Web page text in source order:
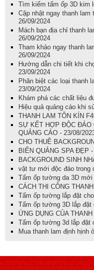
Tìm kiếm tấm ốp 3D kim
Cập nhật ngay thanh
26/09/2024
Mách bạn địa chỉ thanh
26/09/2024
Tham khảo ngay thanh
26/09/2024
Hướng dẫn chi tiết khi
23/09/2024
Phân biệt các loại thanh
23/09/2024
Khám phá các chất liệu
Hiệu quả quảng cáo khi
THANH LAM TÔN KÍN
SỰ KẾT HỢP ĐỘC ĐÁO
QUẢNG CÁO - 23/08/
CHO THUÊ
BIỂN QUẢNG SPA ĐẸP
BACKGROUND SINH
vật tư mới độc đáo trong
Tấm ốp tường da 3D mới
CÁCH THI CÔNG
Tấm ốp tường lắp đặt
Tấm ốp tường 3D lắp đặt
ỨNG DỤNG CỦA
Tấm ốp tường 3d lắp đặt
Mua thanh lam định hịnh